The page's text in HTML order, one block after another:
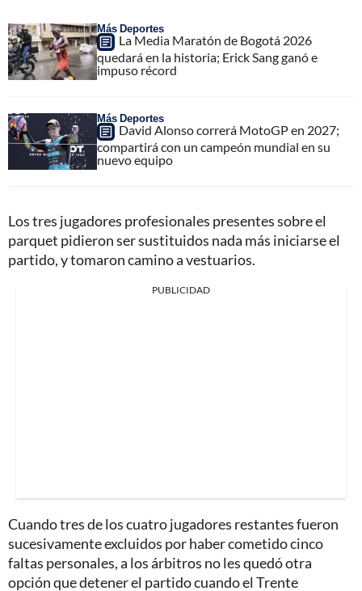
Más Deportes
La Media Maratón de Bogotá 2026
quedará en la historia; Erick Sang ganó e
impuso récord
Más Deportes
David Alonso correrá MotoGP en 2027;
compartirá con un campeón mundial en su
nuevo equipo
Los tres jugadores profesionales presentes sobre el
parquet pidieron ser sustituidos nada más iniciarse el
partido, y tomaron camino a vestuarios.
PUBLICIDAD
Cuando tres de los cuatro jugadores restantes fueron
sucesivamente excluidos por haber cometido cinco
faltas personales, a los árbitros no les quedó otra
opción que detener el partido cuando el Trente